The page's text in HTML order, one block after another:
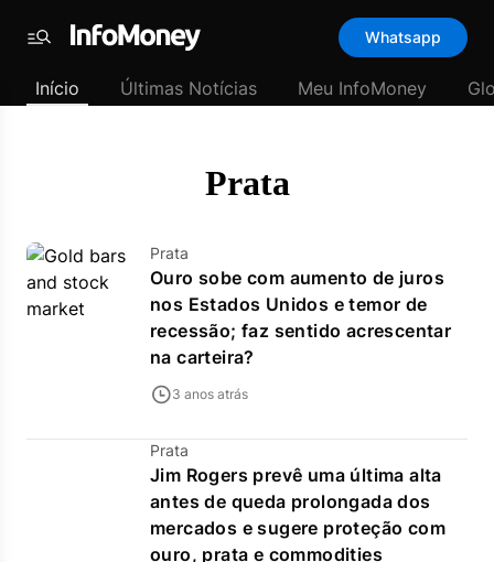
padrão
Últimas
Menu
Whatsapp
Início Últimas Notícias Meu InfoMoney
Prata
Prata
Ouro sobe com aumento de juros
nos Estados Unidos e temor de
recessão; faz sentido acrescentar
na carteira?
3 anos atrás
Prata
Jim Rogers prevê uma última alta
antes de queda prolongada dos
mercados e sugere proteção com
ouro, prata e commodities